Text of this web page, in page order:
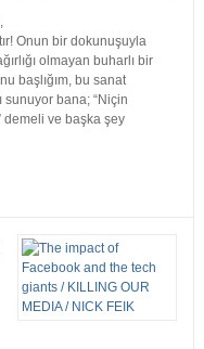
Onun bir dokunuşuyla
olmayan buharlı bir
başlığım, bu sanat
sunuyor bana; “Niçin
demeli ve başka şey